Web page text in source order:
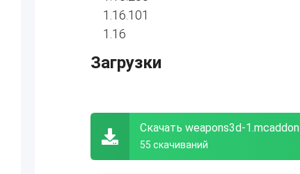
1.16.101
1.16
Загрузки
Скачать weapons3d-1.mcaddon
55 скачиваний